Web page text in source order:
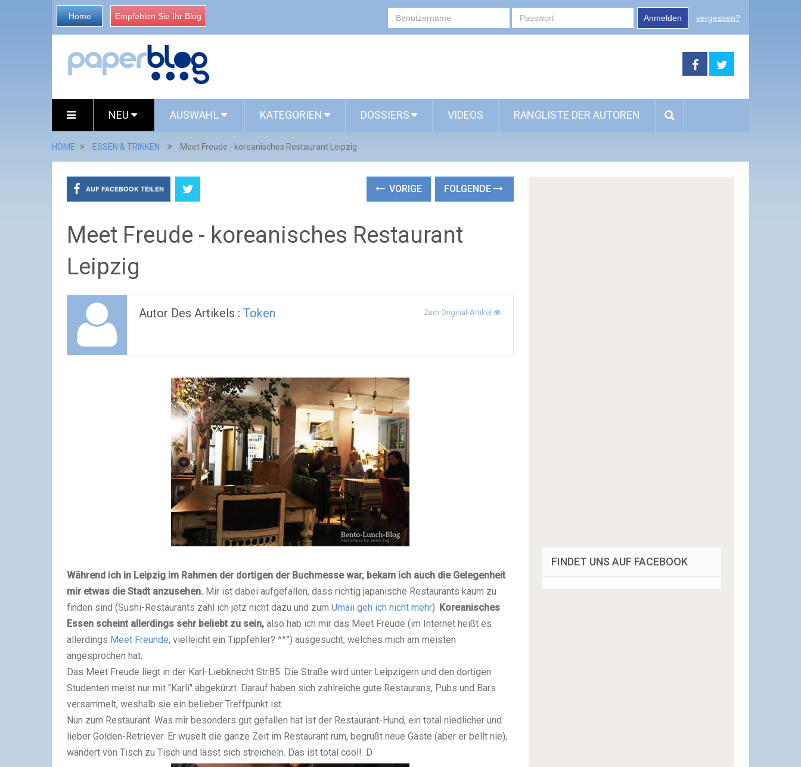
Home Empfehlen Sie Ihr Blog Anmelden vergessen?
NEU AUSWAHL KATEGORIEN DOSSIERS VIDEOS RANGLISTE DER AUTOREN
HOME ESSEN & TRINKEN Meet Freude - koreanisches Restaurant Leipzig
AUF FACEBOOK TEILEN VORIGE FOLGENDE
Meet Freude - koreanisches Restaurant
Leipzig
Autor Des Artikels : Token Zum Original-Artikel
Während ich in Leipzig im Rahmen der dortigen der Buchmesse war, bekam ich auch die Gelegenheit
mir etwas die Stadt anzusehen. Mir ist dabei aufgefallen, dass richtig japanische Restaurants kaum zu
finden sind (Sushi-Restaurants zähl ich jetz nicht dazu und zum Umaii geh ich nicht mehr). Koreanisches
Essen scheint allerdings sehr beliebt zu sein, also hab ich mir das Meet Freude (im Internet heißt es
allerdings Meet Freunde, vielleicht ein Tippfehler? ^^°) ausgesucht, welches mich am meisten
angesprochen hat.
Das Meet Freude liegt in der Karl-Liebknecht Str.85. Die Straße wird unter Leipzigern und den dortigen
Studenten meist nur mit "Karli" abgekürzt. Darauf haben sich zahlreiche gute Restaurans, Pubs und Bars
versammelt, weshalb sie ein belieber Treffpunkt ist.
Nun zum Restaurant. Was mir besonders gut gefallen hat ist der Restaurant-Hund, ein total niedlicher und
lieber Golden-Retriever. Er wuselt die ganze Zeit im Restaurant rum, begrüßt neue Gäste (aber er bellt nie),
wandert von Tisch zu Tisch und lässt sich streicheln. Das ist total cool! :D
FINDET UNS AUF FACEBOOK